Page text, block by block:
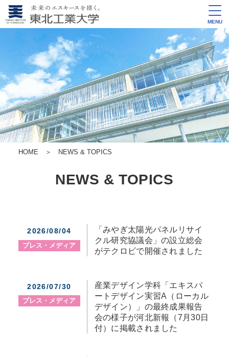
MENU
HOME ＞ NEWS & TOPICS
NEWS & TOPICS
2026/08/04
プレス・メディア
「みやぎ太陽光パネルリサイ
クル研究協議会」の設立総会
がテクロビで開催されました
2026/07/30
プレス・メディア
産業デザイン学科「エキスパ
ートデザイン実習A（ローカル
デザイン）」の最終成果報告
会の様子が河北新報（7月30日
付）に掲載されました